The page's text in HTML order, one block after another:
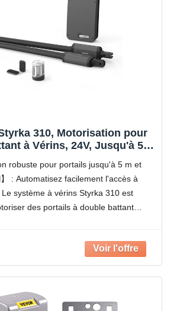
310, Motorisation pour
à Vérins, 24V, Jusqu'à 5m
total, Automatisme de Portail
Arrêt sur Obstacle, 2
Télécommandes
robuste pour portails jusqu'à 5 m et
: Automatisez facilement l'accès à
système à vérins Styrka 310 est
des portails à double battant